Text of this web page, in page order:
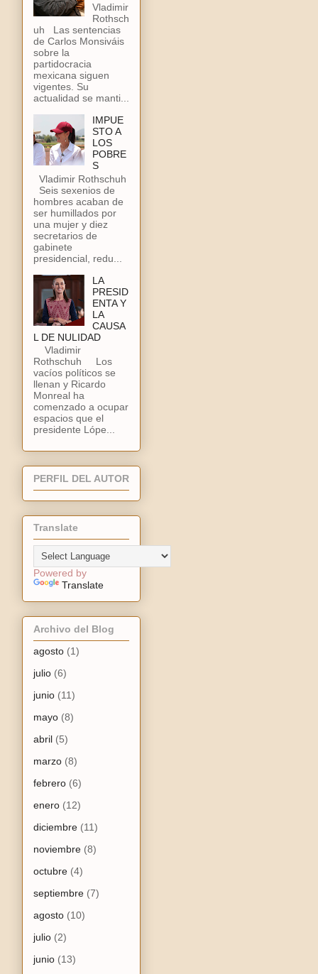
Vladimir
Rothsch
uh Las sentencias
de Carlos Monsiváis
sobre la
partidocracia
mexicana siguen
vigentes. Su
actualidad se manti...
IMPUE
STO A
LOS
POBRE
S
Vladimir Rothschuh
Seis sexenios de
hombres acaban de
ser humillados por
una mujer y diez
secretarios de
gabinete
presidencial, redu...
LA
PRESID
ENTA Y
LA
CAUSA
L DE NULIDAD
Vladimir
Rothschuh Los
vacíos políticos se
llenan y Ricardo
Monreal ha
comenzado a ocupar
espacios que el
presidente Lópe...
PERFIL DEL AUTOR
Translate
Powered by
Translate
Archivo del Blog
agosto (1)
julio (6)
junio (11)
mayo (8)
abril (5)
marzo (8)
febrero (6)
enero (12)
diciembre (11)
noviembre (8)
octubre (4)
septiembre (7)
agosto (10)
julio (2)
junio (13)